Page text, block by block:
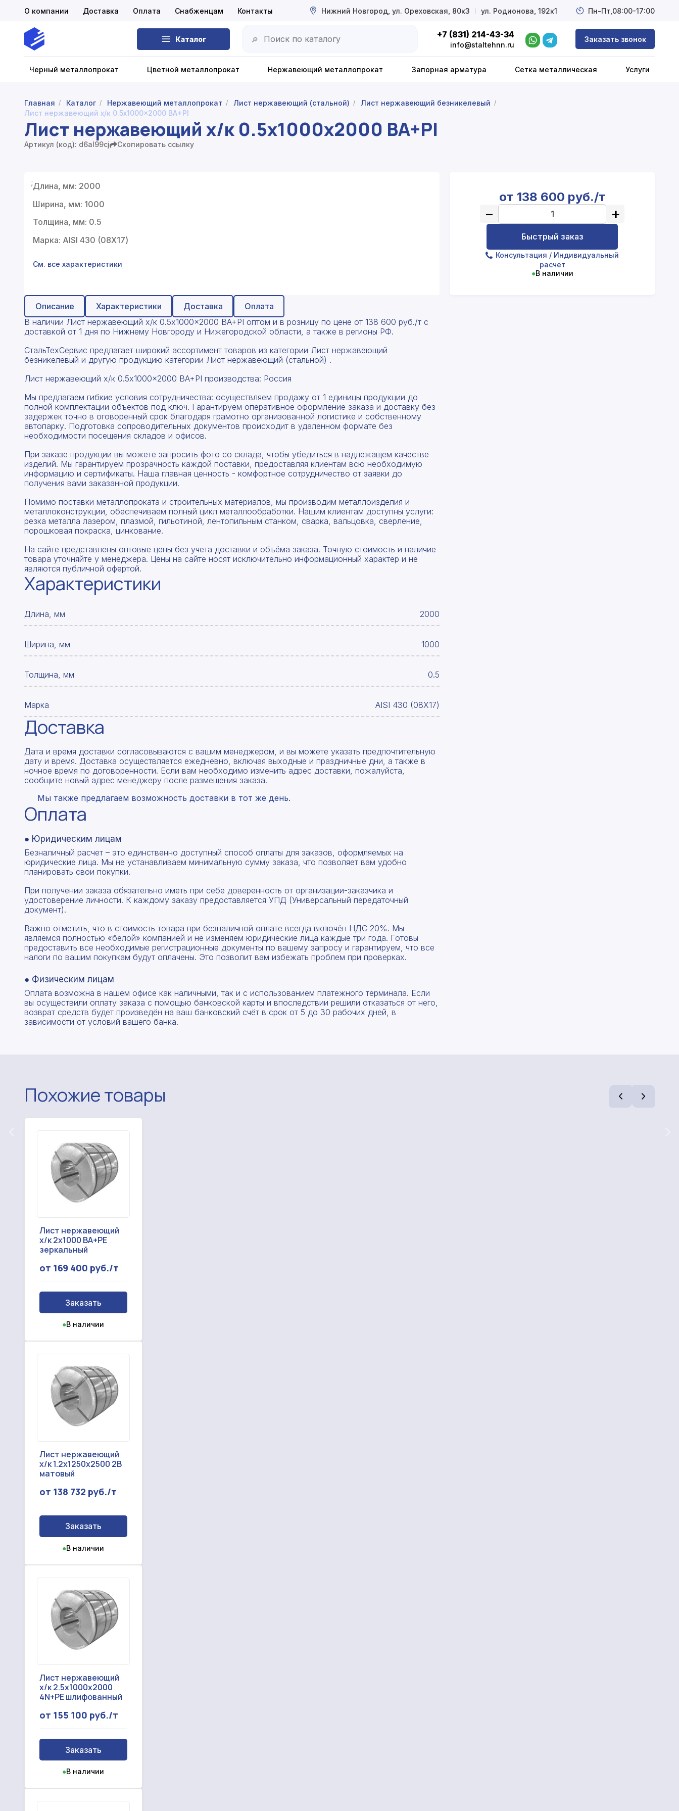
Каталог 🔎
+7 (831) 214-43-34
info@staltehnn.ru
Заказать звонок
Черный металлопрокат Цветной металлопрокат Нержавеющий металлопрокат Запорная арматура Сетка металлическая Услуги
О компании Доставка Оплата Снабженцам Контакты Нижний Новгород, ул. Ореховская, 80к3 l ул. Родионова, 192к1 Пн-Пт, 08:00-17:00
Цветной металлопрокат
Запорная арматура
Сетка металлическая
Профнастил
Теплоизоляция для труб
Сайдинг
Услуги
Главная / Каталог / Нержавеющий металлопрокат / Лист нержавеющий (стальной) / Лист нержавеющий безникелевый /
Лист нержавеющий х/к 0.5x1000x2000 BA+PI
Лист нержавеющий х/к 0.5x1000x2000 BA+PI
Артикул (код): d6al99cj Скопировать ссылку
;Длина, мм: 2000
Ширина, мм: 1000
Толщина, мм: 0.5
Марка: AISI 430 (08Х17)
См. все характеристики
от 138 600 руб./т
− +
Быстрый заказ
Консультация / Индивидуальный
расчет
●В наличии
Описание Характеристики Доставка
Оплата
В наличии Лист нержавеющий х/к 0.5x1000x2000 BA+PI оптом и в розницу по цене от 138 600 руб./т с
доставкой от 1 дня по Нижнему Новгороду и Нижегородской области, а также в регионы РФ.
СтальТехСервис предлагает широкий ассортимент товаров из категории Лист нержавеющий
безникелевый и другую продукцию категории Лист нержавеющий (стальной) .
Лист нержавеющий х/к 0.5x1000x2000 BA+PI производства: Россия
Мы предлагаем гибкие условия сотрудничества: осуществляем продажу от 1 единицы продукции до
полной комплектации объектов под ключ. Гарантируем оперативное оформление заказа и доставку без
задержек точно в оговоренный срок благодаря грамотно организованной логистике и собственному
автопарку. Подготовка сопроводительных документов происходит в удаленном формате без
необходимости посещения складов и офисов.
При заказе продукции вы можете запросить фото со склада, чтобы убедиться в надлежащем качестве
изделий. Мы гарантируем прозрачность каждой поставки, предоставляя клиентам всю необходимую
информацию и сертификаты. Наша главная ценность - комфортное сотрудничество от заявки до
получения вами заказанной продукции.
Помимо поставки металлопроката и строительных материалов, мы производим металлоизделия и
металлоконструкции, обеспечиваем полный цикл металлообработки. Нашим клиентам доступны услуги:
резка металла лазером, плазмой, гильотиной, лентопильным станком, сварка, вальцовка, сверление,
порошковая покраска, цинкование.
На сайте представлены оптовые цены без учета доставки и объёма заказа. Точную стоимость и наличие
товара уточняйте у менеджера. Цены на сайте носят исключительно информационный характер и не
являются публичной офертой.
Характеристики
Длина, мм 2000
Ширина, мм 1000
Толщина, мм 0.5
Марка AISI 430 (08Х17)
Доставка
Дата и время доставки согласовываются с вашим менеджером, и вы можете указать предпочтительную
дату и время. Доставка осуществляется ежедневно, включая выходные и праздничные дни, а также в
ночное время по договоренности. Если вам необходимо изменить адрес доставки, пожалуйста,
сообщите новый адрес менеджеру после размещения заказа.
Мы также предлагаем возможность доставки в тот же день.
Оплата
● Юридическим лицам
Безналичный расчет – это единственно доступный способ оплаты для заказов, оформляемых на
юридические лица. Мы не устанавливаем минимальную сумму заказа, что позволяет вам удобно
планировать свои покупки.
При получении заказа обязательно иметь при себе доверенность от организации-заказчика и
удостоверение личности. К каждому заказу предоставляется УПД (Универсальный передаточный
документ).
Важно отметить, что в стоимость товара при безналичной оплате всегда включён НДС 20%. Мы
являемся полностью «белой» компанией и не изменяем юридические лица каждые три года. Готовы
предоставить все необходимые регистрационные документы по вашему запросу и гарантируем, что все
налоги по вашим покупкам будут оплачены. Это позволит вам избежать проблем при проверках.
● Физическим лицам
Оплата возможна в нашем офисе как наличными, так и с использованием платежного терминала. Если
вы осуществили оплату заказа с помощью банковской карты и впоследствии решили отказаться от него,
возврат средств будет произведён на ваш банковский счёт в срок от 5 до 30 рабочих дней, в
зависимости от условий вашего банка.
Похожие товары
Лист нержавеющий
х/к 2x1000 BA+PE
зеркальный
от 169 400 руб./т
Заказать
●В наличии
Лист нержавеющий
х/к 1.2x1250x2500 2B
матовый
от 138 732 руб./т
Заказать
●В наличии
Лист нержавеющий
х/к 2.5x1000x2000
4N+PE шлифованный
от 155 100 руб./т
Заказать
●В наличии